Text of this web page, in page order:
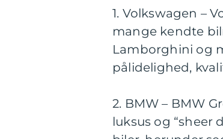
1. Volkswagen –
mange kendte
Lamborghini og
pålidelighed,
2. BMW – BMW
luksus og “sheer